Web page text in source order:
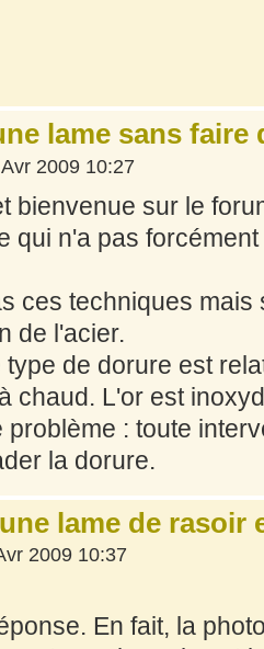
lame sans
2009 10:27
bienvenue sur le
qui n'a pas
ces techniques
de l'acier.
de dorure est
chaud. L'or est
problème : toute
la dorure.
lame de rasoir
2009 10:37
En fait, la